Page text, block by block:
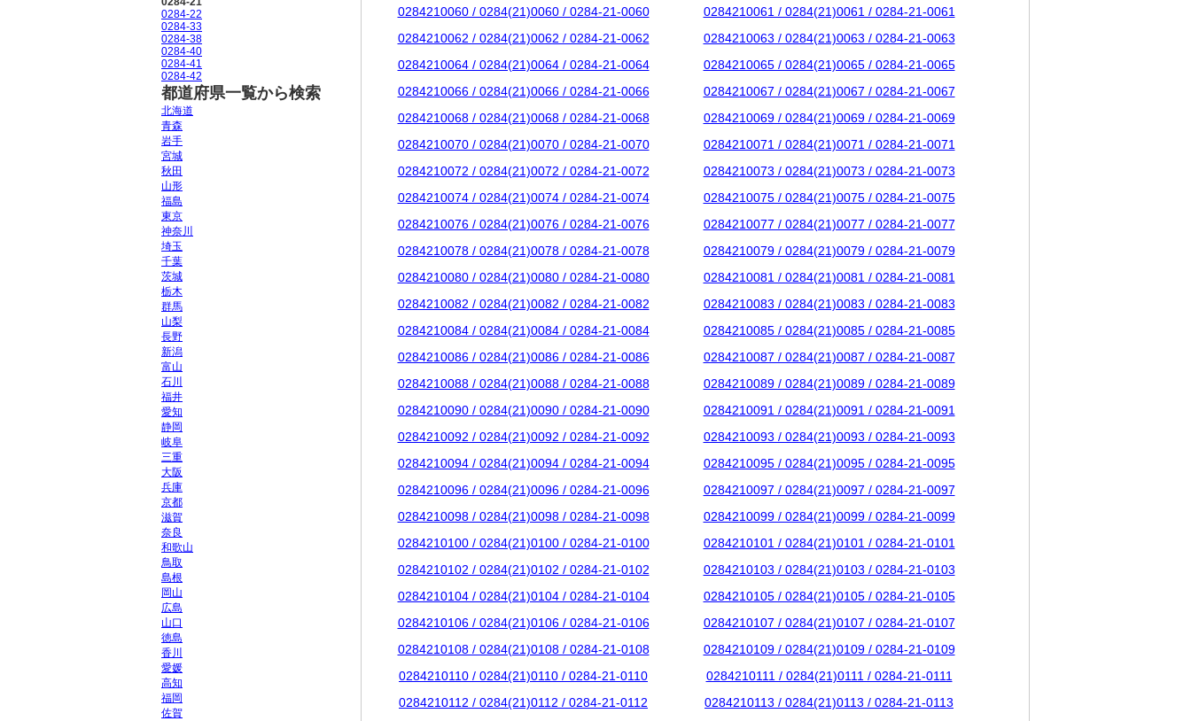
0284210060 / 0284(21)0060 / 0284-21-0060
0284210061 / 0284(21)0061 / 0284-21-0061
0284210062 / 0284(21)0062 / 0284-21-0062
0284210063 / 0284(21)0063 / 0284-21-0063
0284210064 / 0284(21)0064 / 0284-21-0064
0284210065 / 0284(21)0065 / 0284-21-0065
0284210066 / 0284(21)0066 / 0284-21-0066
0284210067 / 0284(21)0067 / 0284-21-0067
0284210068 / 0284(21)0068 / 0284-21-0068
0284210069 / 0284(21)0069 / 0284-21-0069
0284210070 / 0284(21)0070 / 0284-21-0070
0284210071 / 0284(21)0071 / 0284-21-0071
0284210072 / 0284(21)0072 / 0284-21-0072
0284210073 / 0284(21)0073 / 0284-21-0073
0284210074 / 0284(21)0074 / 0284-21-0074
0284210075 / 0284(21)0075 / 0284-21-0075
0284210076 / 0284(21)0076 / 0284-21-0076
0284210077 / 0284(21)0077 / 0284-21-0077
0284210078 / 0284(21)0078 / 0284-21-0078
0284210079 / 0284(21)0079 / 0284-21-0079
0284210080 / 0284(21)0080 / 0284-21-0080
0284210081 / 0284(21)0081 / 0284-21-0081
0284210082 / 0284(21)0082 / 0284-21-0082
0284210083 / 0284(21)0083 / 0284-21-0083
0284210084 / 0284(21)0084 / 0284-21-0084
0284210085 / 0284(21)0085 / 0284-21-0085
0284210086 / 0284(21)0086 / 0284-21-0086
0284210087 / 0284(21)0087 / 0284-21-0087
0284210088 / 0284(21)0088 / 0284-21-0088
0284210089 / 0284(21)0089 / 0284-21-0089
0284210090 / 0284(21)0090 / 0284-21-0090
0284210091 / 0284(21)0091 / 0284-21-0091
0284210092 / 0284(21)0092 / 0284-21-0092
0284210093 / 0284(21)0093 / 0284-21-0093
0284210094 / 0284(21)0094 / 0284-21-0094
0284210095 / 0284(21)0095 / 0284-21-0095
0284210096 / 0284(21)0096 / 0284-21-0096
0284210097 / 0284(21)0097 / 0284-21-0097
0284210098 / 0284(21)0098 / 0284-21-0098
0284210099 / 0284(21)0099 / 0284-21-0099
0284210100 / 0284(21)0100 / 0284-21-0100
0284210101 / 0284(21)0101 / 0284-21-0101
0284210102 / 0284(21)0102 / 0284-21-0102
0284210103 / 0284(21)0103 / 0284-21-0103
0284210104 / 0284(21)0104 / 0284-21-0104
0284210105 / 0284(21)0105 / 0284-21-0105
0284210106 / 0284(21)0106 / 0284-21-0106
0284210107 / 0284(21)0107 / 0284-21-0107
0284210108 / 0284(21)0108 / 0284-21-0108
0284210109 / 0284(21)0109 / 0284-21-0109
0284210110 / 0284(21)0110 / 0284-21-0110
0284210111 / 0284(21)0111 / 0284-21-0111
0284210112 / 0284(21)0112 / 0284-21-0112
0284210113 / 0284(21)0113 / 0284-21-0113
0284-22
0284-33
0284-38
0284-40
0284-41
0284-42
都道府県一覧から検索
北海道
青森
岩手
宮城
秋田
山形
福島
東京
神奈川
埼玉
千葉
茨城
栃木
群馬
山梨
長野
新潟
富山
石川
福井
愛知
静岡
岐阜
三重
大阪
兵庫
京都
滋賀
奈良
和歌山
鳥取
島根
岡山
広島
山口
徳島
香川
愛媛
高知
福岡
佐賀